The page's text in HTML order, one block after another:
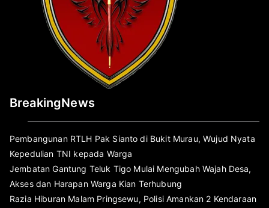
BreakingNews
Pembangunan RTLH Pak Sianto di Bukit Murau, Wujud Nyata
Kepedulian TNI kepada Warga
Jembatan Gantung Teluk Tigo Mulai Mengubah Wajah Desa,
Akses dan Harapan Warga Kian Terhubung
Razia Hiburan Malam Pringsewu, Polisi Amankan 2 Kendaraan